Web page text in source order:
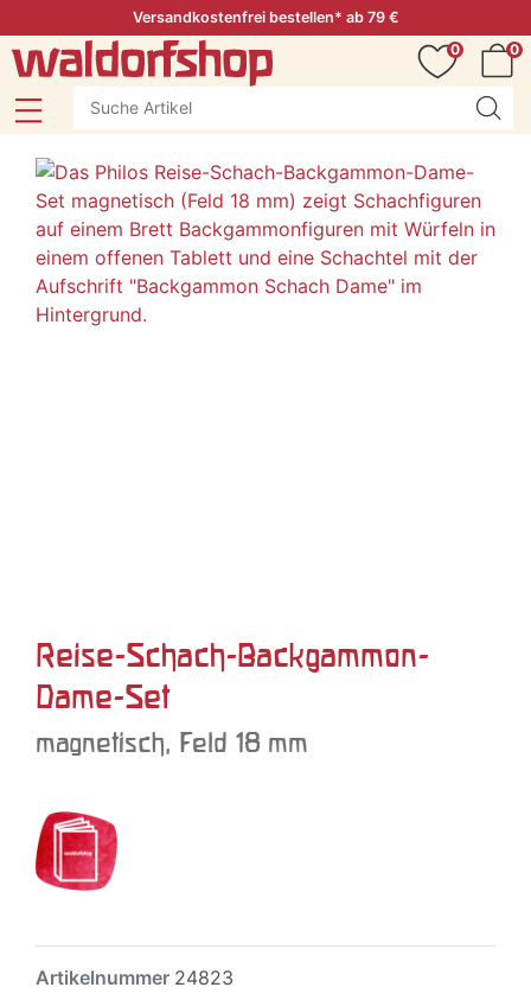
Versandkostenfrei bestellen* ab 79 €
0
0
Reise-Schach-Backgammon-
Dame-Set
magnetisch, Feld 18 mm
Artikelnummer 24823